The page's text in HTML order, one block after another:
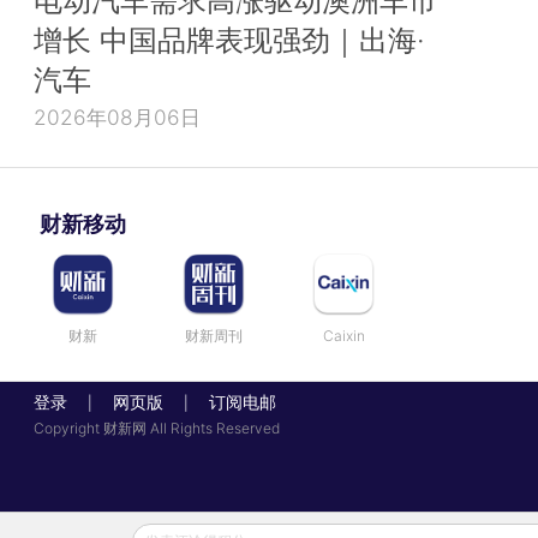
增长 中国品牌表现强劲｜出海·
汽车
2026年08月06日
财新移动
财新 财新周刊 Caixin
登录 网页版 订阅电邮
Copyright 财新网 All Rights Reserved